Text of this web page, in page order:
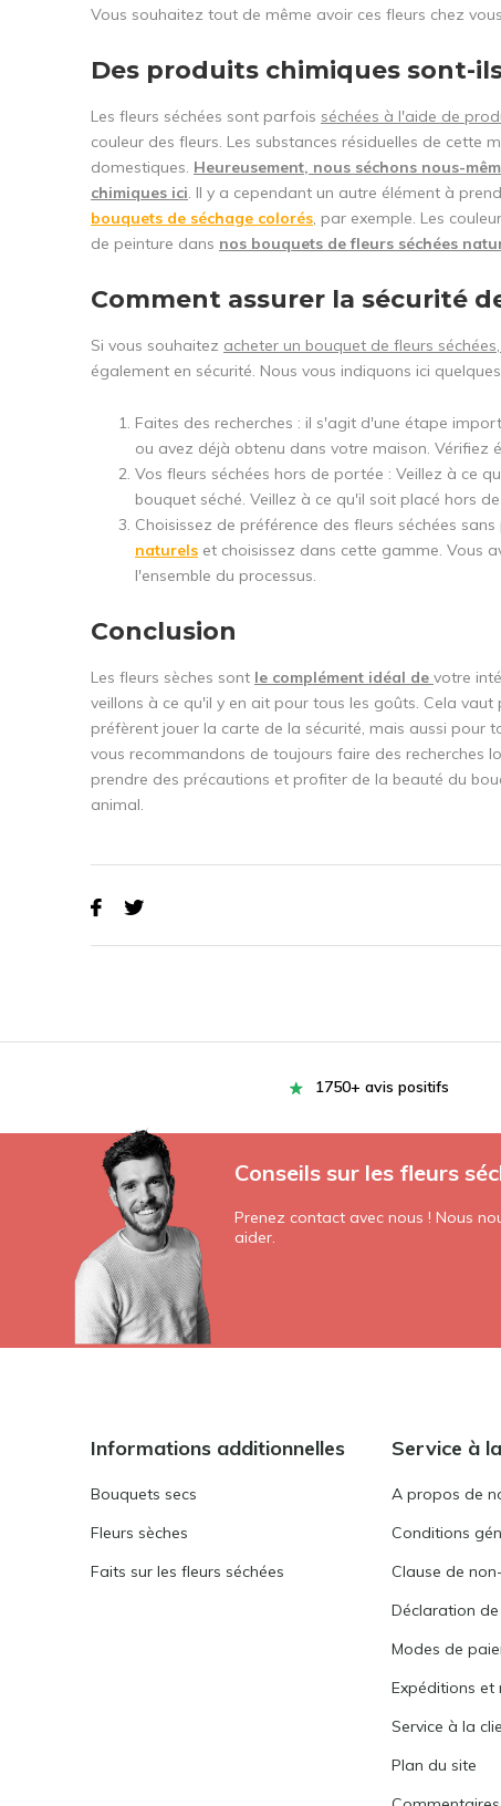
Vous souhaitez tout de même avoir ces fleurs chez
Des produits chimiques sont-
Les fleurs séchées sont parfois séchées à l'aide de
couleur des fleurs. Les substances résiduelles de cette
domestiques. Heureusement, nous séchons nous-
chimiques ici. Il y a cependant un autre élément à
bouquets de séchage colorés, par exemple. Les
de peinture dans nos bouquets de fleurs séchées
Comment assurer la sécurité
Si vous souhaitez acheter un bouquet de fleurs
également en sécurité. Nous vous indiquons ici
Faites des recherches : il s'agit d'une étape
ou avez déjà obtenu dans votre maison. Vérifiez
Vos fleurs séchées hors de portée : Veillez à ce
bouquet séché. Veillez à ce qu'il soit placé hors
Choisissez de préférence des fleurs séchées
naturels et choisissez dans cette gamme. Vous
l'ensemble du processus.
Conclusion
Les fleurs sèches sont le complément idéal de votre
veillons à ce qu'il y en ait pour tous les goûts. Cela
préfèrent jouer la carte de la sécurité, mais aussi pour
vous recommandons de toujours faire des recherches
prendre des précautions et profiter de la beauté du
animal.
1750+ avis positifs
Conseils sur les fleurs
Prenez contact avec nous ! Nous
aider.
Informations additionnelles
Bouquets secs
Fleurs sèches
Faits sur les fleurs séchées
Service à
A propos de
Conditions
Clause de
Déclaration
Modes de
Expéditions et
Service à la
Plan du site